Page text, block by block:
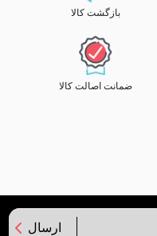
بازگشت کالا
ضمانت اصالت کالا
ارسال